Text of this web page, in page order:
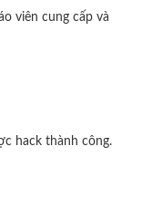
viên cung cấp và
hack thành công.